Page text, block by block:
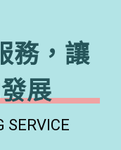
務，讓
展
SERVICE